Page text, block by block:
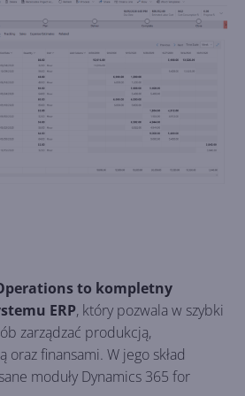
to kompletny
ERP, który pozwala w szybki
zarządzać produkcją,
oraz finansami. W jego skład
moduły Dynamics 365 for